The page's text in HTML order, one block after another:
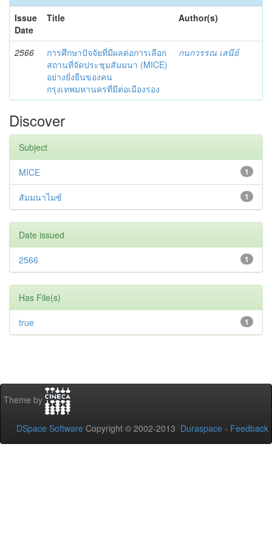
Issue
Date
Title Author(s)
2566
การศึกษาปัจจัยที่มีผลต่อการเลือก
สถานที่จัดประชุมสัมมนา (MICE)
อย่างยั่งยืนของคน
กรุงเทพมหานครที่มีต่อเมืองรอง
กนกวรรณ เสนีย์
Discover
Subject
1
MICE
1
สัมมนาไมซ์
Date issued
1
2566
Has File(s)
1
true
Theme by
DSpace Software Copyright © 2002-2013 Duraspace - Feedback